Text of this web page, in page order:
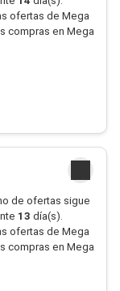
ofertas de Mega
compras en Mega
de ofertas sigue
13 día(s).
ofertas de Mega
compras en Mega